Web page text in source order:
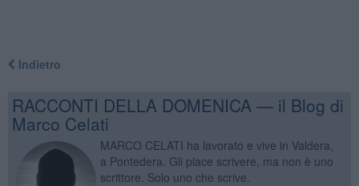
Indietro
RACCONTI DELLA DOMENICA — il Blog di
Marco Celati
MARCO CELATI ha lavorato e vive in Valdera,
a Pontedera. Gli piace scrivere, ma non è uno
scrittore. Solo uno che scrive.